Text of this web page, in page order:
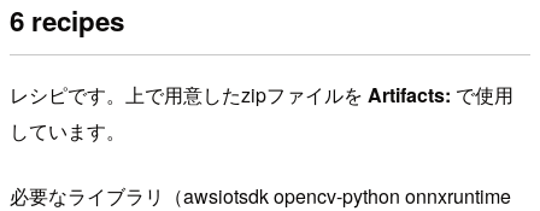
6 recipes
レシピです。上で用意したzipファイルを Artifacts: で使用
しています。
必要なライブラリ（awsiotsdk opencv-python onnxruntime